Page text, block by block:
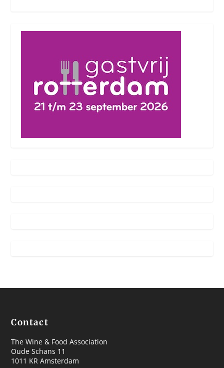
Contact
The Wine & Food Association
Oude Schans 11
1011 KR Amsterdam